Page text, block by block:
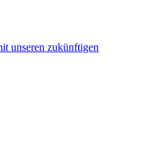
unseren zukünftigen